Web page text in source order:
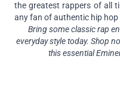
the greatest rappers of all
any fan of authentic hip hop
Bring some classic rap
everyday style today. Shop
this essential